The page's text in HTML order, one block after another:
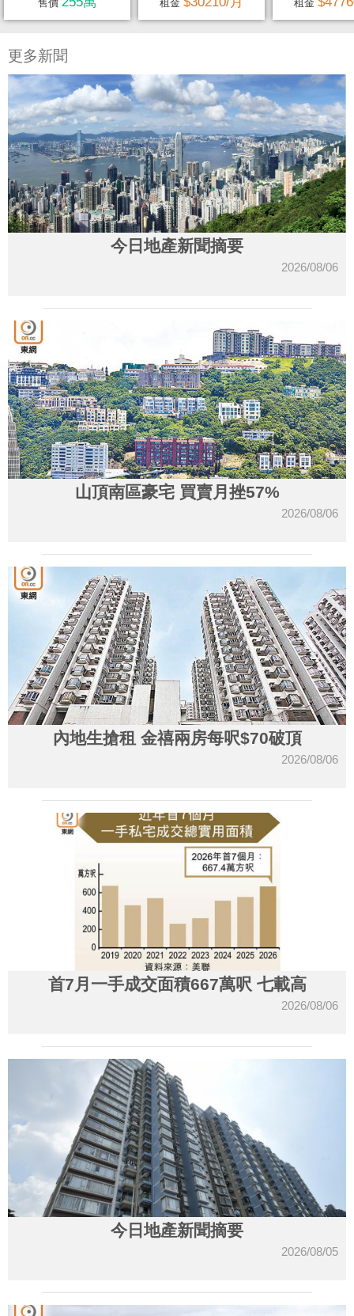
售價 租金 租金
更多新聞
今日地產新聞摘要
2026/08/06
山頂南區豪宅 買賣月挫57%
2026/08/06
內地生搶租 金禧兩房每呎$70破頂
2026/08/06
首7月一手成交面積667萬呎 七載高
2026/08/06
今日地產新聞摘要
2026/08/05